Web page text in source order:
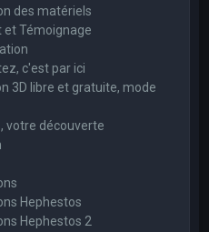
des matériels
et Témoignage
c'est par ici
3D libre et gratuite, mode
votre découverte
Hephestos
Hephestos 2